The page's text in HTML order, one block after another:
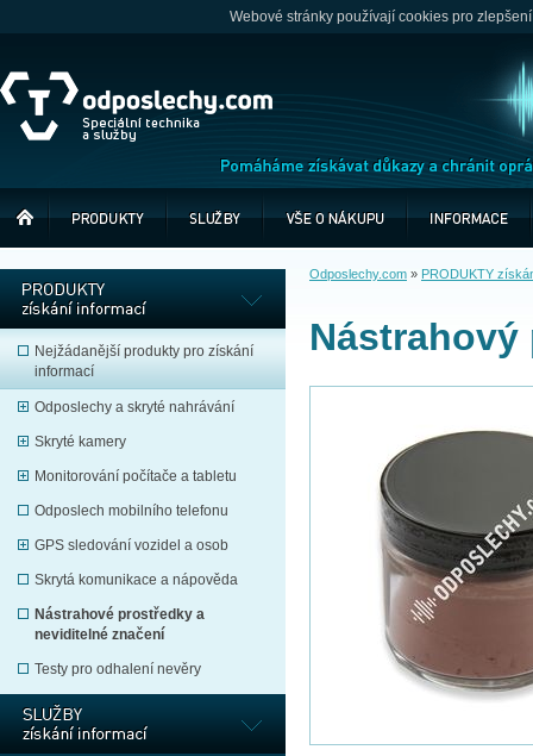
Webové stránky používají cookies pro
Nejžádanější produkty pro získání
informací
Odposlechy a skryté nahrávání
Skryté kamery
Monitorování počítače a tabletu
Odposlech mobilního telefonu
GPS sledování vozidel a osob
Skrytá komunikace a nápověda
Nástrahové prostředky a
neviditelné značení
Testy pro odhalení nevěry
Odposlechy.com » PRODUKTY
Nástrahový